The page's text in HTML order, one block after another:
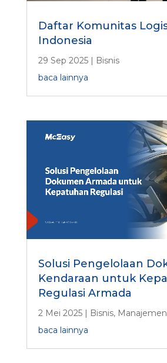
Daftar Komunitas
Indonesia
29 Sep 2025| Bisnis
baca lainnya
Solusi Pengelolaan
Kendaraan untuk
Regulasi Armada
2 Mei 2025| Bisnis,
baca lainnya